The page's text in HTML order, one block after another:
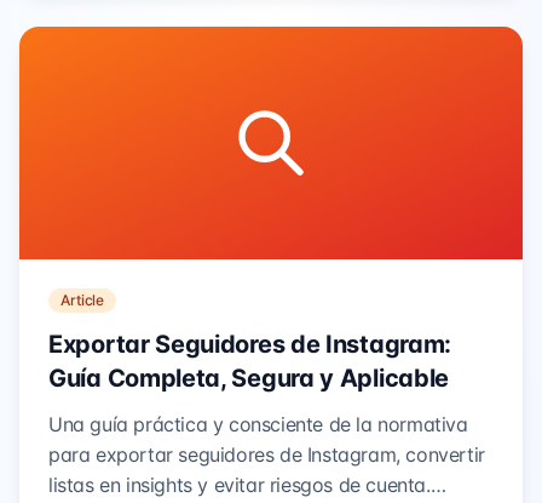
Article
Exportar Seguidores de Instagram:
Guía Completa, Segura y Aplicable
Una guía práctica y consciente de la normativa
para exportar seguidores de Instagram, convertir
listas en insights y evitar riesgos de cuenta.